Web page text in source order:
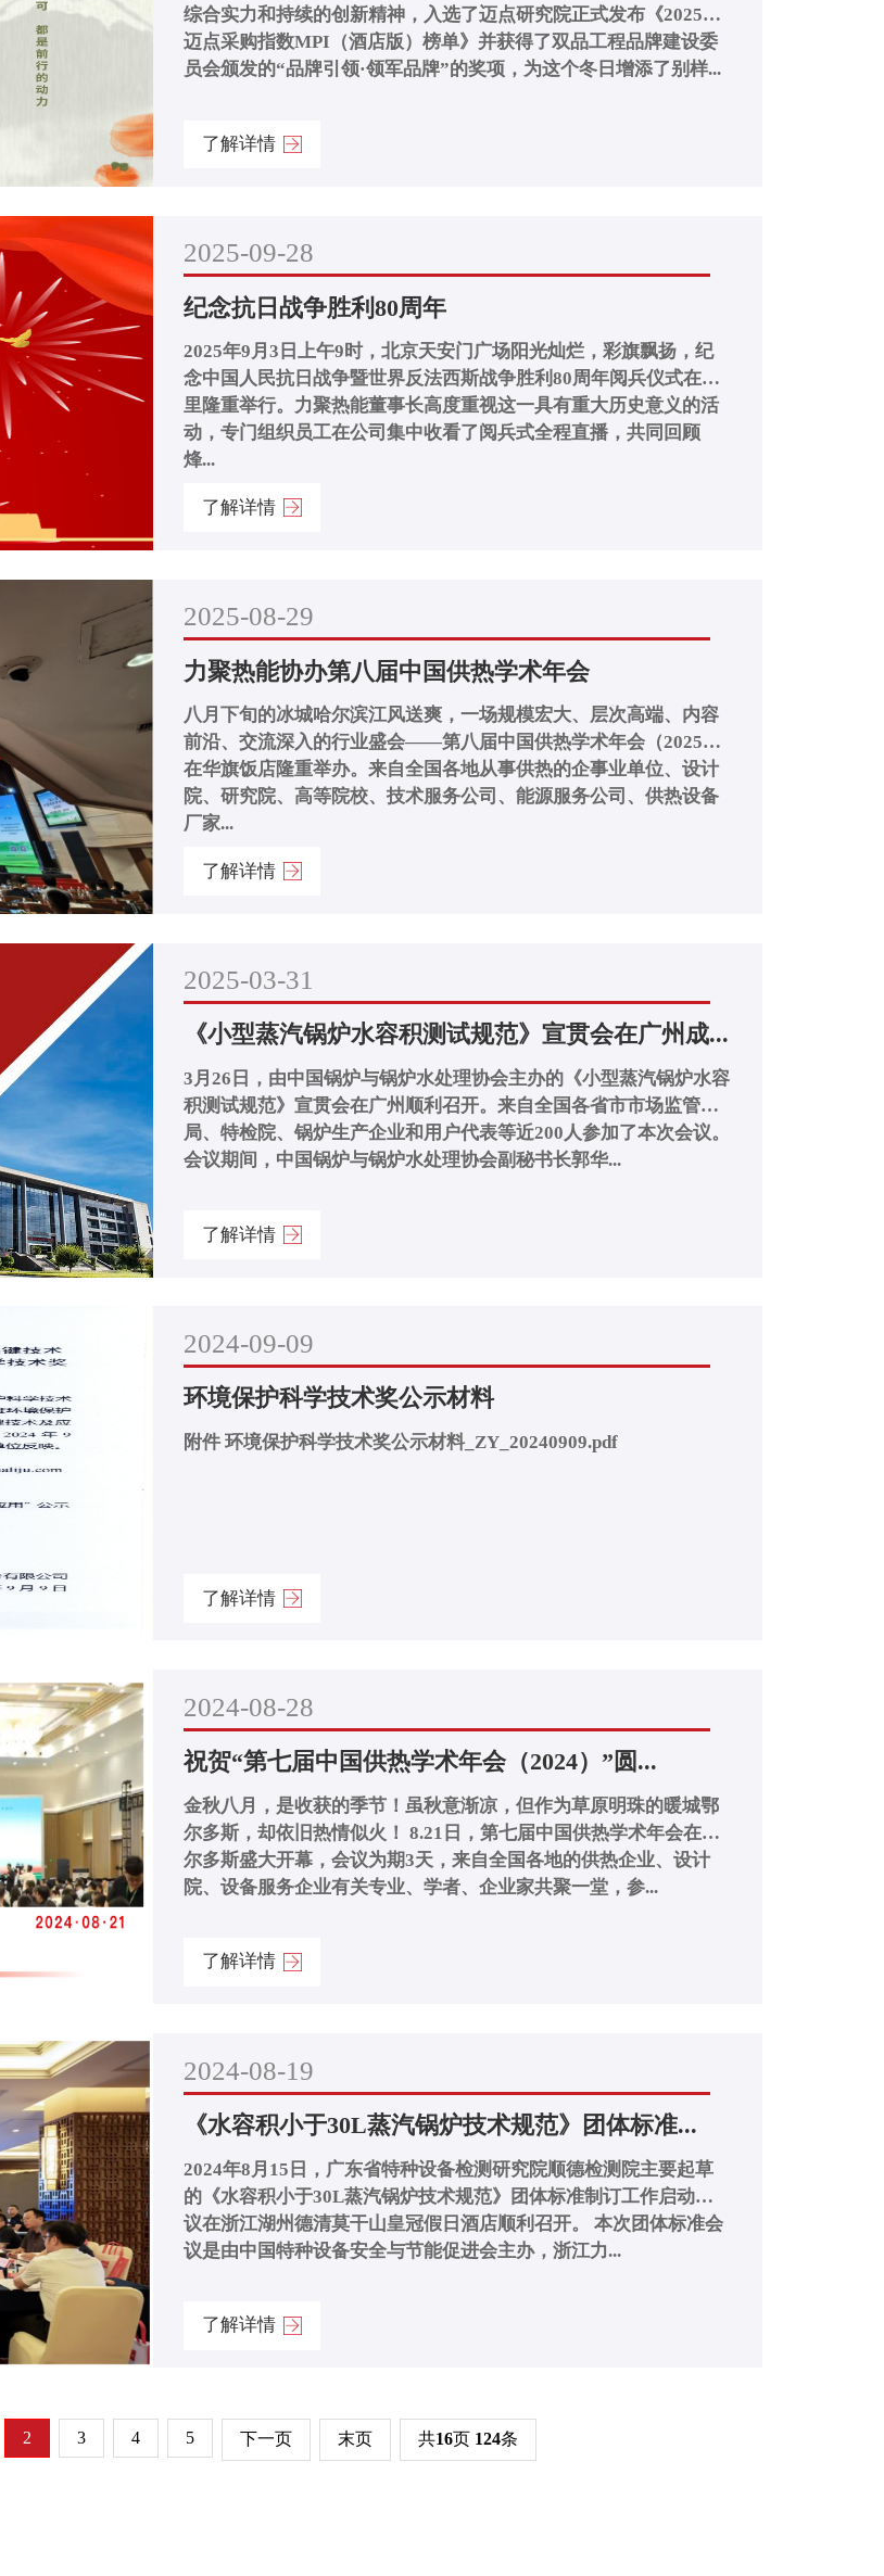
综合实力和持续的创新精神，入选了迈点研究院正式发布《2025年
迈点采购指数MPI（酒店版）榜单》并获得了双品工程品牌建设委
员会颁发的“品牌引领·领军品牌”的奖项，为这个冬日增添了别样...
了解详情
2025-09-28
纪念抗日战争胜利80周年
2025年9月3日上午9时，北京天安门广场阳光灿烂，彩旗飘扬，纪
念中国人民抗日战争暨世界反法西斯战争胜利80周年阅兵仪式在这
里隆重举行。力聚热能董事长高度重视这一具有重大历史意义的活
动，专门组织员工在公司集中收看了阅兵式全程直播，共同回顾
烽...
了解详情
2025-08-29
力聚热能协办第八届中国供热学术年会
八月下旬的冰城哈尔滨江风送爽，一场规模宏大、层次高端、内容
前沿、交流深入的行业盛会——第八届中国供热学术年会（2025）
在华旗饭店隆重举办。来自全国各地从事供热的企事业单位、设计
院、研究院、高等院校、技术服务公司、能源服务公司、供热设备
厂家...
了解详情
2025-03-31
《小型蒸汽锅炉水容积测试规范》宣贯会在广州成...
3月26日，由中国锅炉与锅炉水处理协会主办的《小型蒸汽锅炉水容
积测试规范》宣贯会在广州顺利召开。来自全国各省市市场监管
局、特检院、锅炉生产企业和用户代表等近200人参加了本次会议。
会议期间，中国锅炉与锅炉水处理协会副秘书长郭华...
了解详情
2024-09-09
环境保护科学技术奖公示材料
附件 环境保护科学技术奖公示材料_ZY_20240909.pdf
了解详情
2024-08-28
祝贺“第七届中国供热学术年会（2024）”圆...
金秋八月，是收获的季节！虽秋意渐凉，但作为草原明珠的暖城鄂
尔多斯，却依旧热情似火！ 8.21日，第七届中国供热学术年会在鄂
尔多斯盛大开幕，会议为期3天，来自全国各地的供热企业、设计
院、设备服务企业有关专业、学者、企业家共聚一堂，参...
了解详情
2024-08-19
《水容积小于30L蒸汽锅炉技术规范》团体标准...
2024年8月15日，广东省特种设备检测研究院顺德检测院主要起草
的《水容积小于30L蒸汽锅炉技术规范》团体标准制订工作启动会
议在浙江湖州德清莫干山皇冠假日酒店顺利召开。 本次团体标准会
议是由中国特种设备安全与节能促进会主办，浙江力...
了解详情
2 3 4 5 下一页 末页 共16页 124条